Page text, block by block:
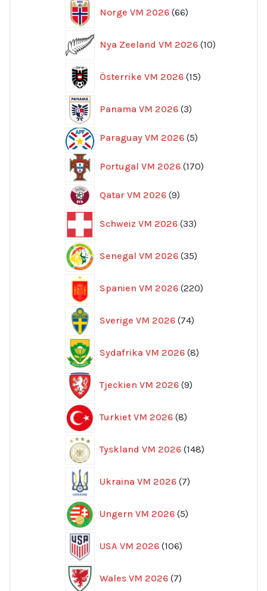
Norge VM 2026 66
produkter
Nya Zeeland VM 2026 10
produkter
Österrike VM 2026 15
produkter
Panama VM 2026 3
produkter
Paraguay VM 2026 55
Portugal VM 2026 170
produkter
Qatar VM 2026 99
Schweiz VM 2026 33
produkter
Senegal VM 2026 35
produkter
Spanien VM 2026 220
produkter
Sverige VM 2026 74
produkter
Sydafrika VM 2026 8
produkter
Tjeckien VM 2026 9
produkter
Turkiet VM 2026 8
produkter
Tyskland VM 2026 148
produkter
Ukraina VM 2026 7
produkter
Ungern VM 2026 5
produkter
USA VM 2026 106
produkter
Wales VM 2026 7
produkter